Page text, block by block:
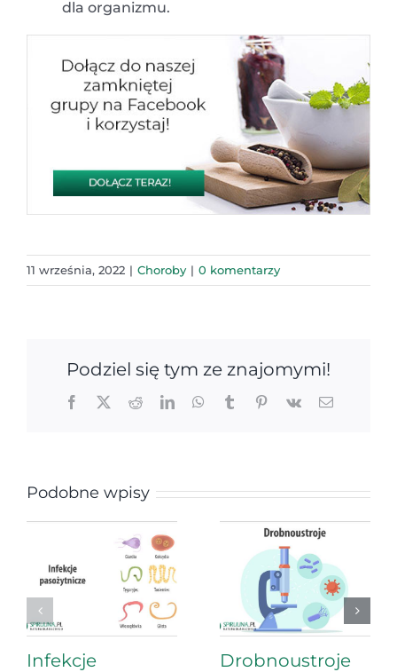
dla organizmu.
11 września, 2022 | Choroby | 0 komentarzy
Podziel się tym ze znajomymi!
Facebook
X RedditLinkedInWhatsApp
TumblrPinterest
Vk Email
Podobne wpisy
Infekcje
Drobnoustroje